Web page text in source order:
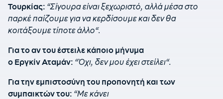
Τουρκίας: “Σίγουρα είναι ξεχωριστό, αλλά μέσα στο
παρκέ παίζουμε για να κερδίσουμε και δεν θα
κοιτάξουμε τίποτε άλλο“.
Για το αν του έστειλε κάποιο μήνυμα
ο ΕργκίνΑταμάν: “Όχι, δεν μου έχει στείλει“.
Για την εμπιστοσύνη του προπονητή και των
συμπαικτών του: “Με κάνει